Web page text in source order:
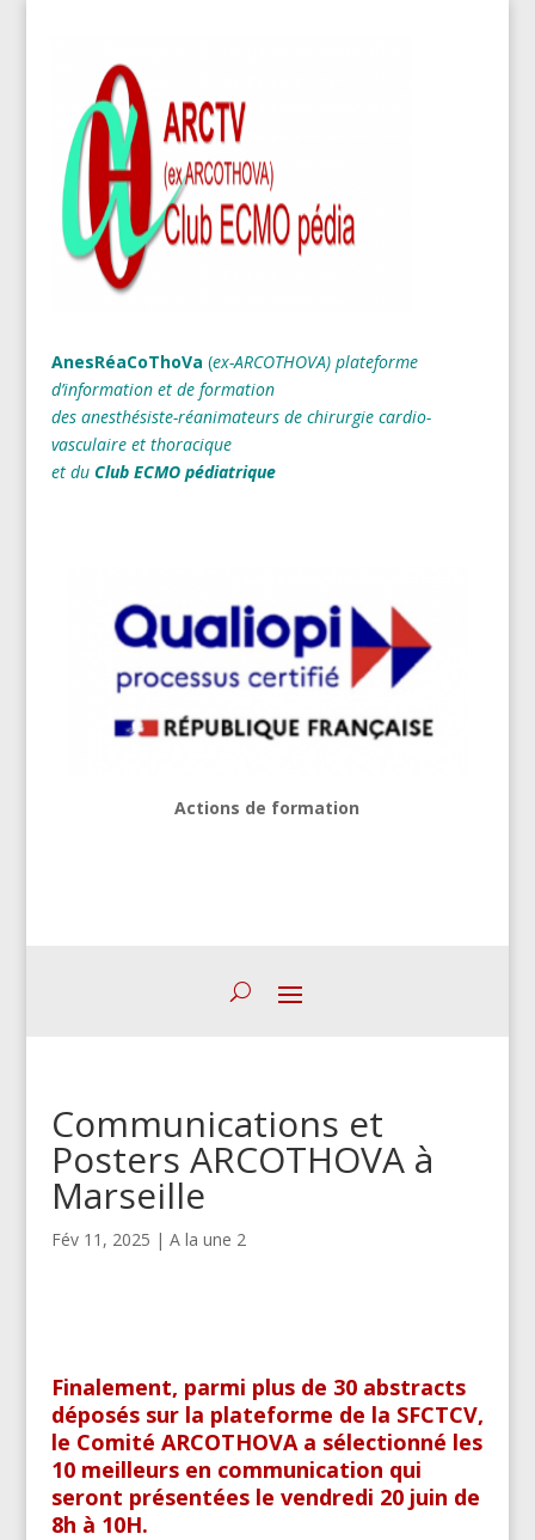
AnesRéaCoThoVa (ex-ARCOTHOVA) plateforme
d’information et de formation
des anesthésiste-réanimateurs de chirurgie cardio-
vasculaire et thoracique
et du Club ECMO pédiatrique
Actions de formation
Communications et
Posters ARCOTHOVA à
Marseille
Fév 11, 2025 | A la une 2
Finalement, parmi plus de 30 abstracts
déposés sur la plateforme de la SFCTCV,
le Comité ARCOTHOVA a sélectionné les
10 meilleurs en communication qui
seront présentées le vendredi 20 juin de
8h à 10H.